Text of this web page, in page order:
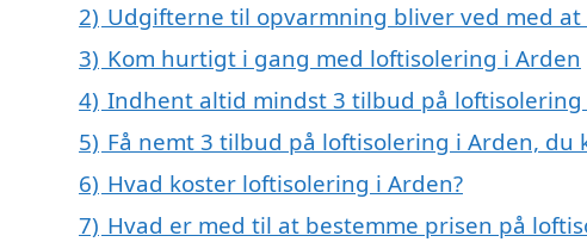
2) Udgifterne til opvarmning bliver ved med at
3) Kom hurtigt i gang med loftisolering i Arden
4) Indhent altid mindst 3 tilbud på loftisolering
5) Få nemt 3 tilbud på loftisolering i Arden, du
6) Hvad koster loftisolering i Arden?
7) Hvad er med til at bestemme prisen på